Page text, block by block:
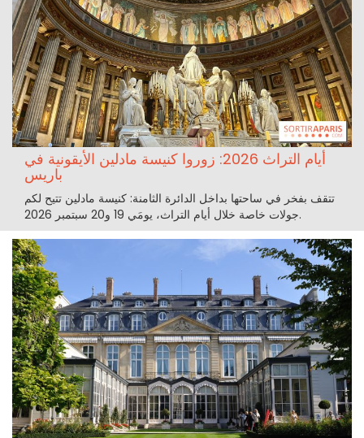
أيام التراث 2026: زوروا كنيسة مادلين الأيقونية في
باريس
تتقف بفخر في ساحتها بداخل الدائرة الثامنة: كنيسة مادلين تتيح لكم
جولات خاصة خلال أيام التراث، يومَي 19 و20 سبتمبر 2026.